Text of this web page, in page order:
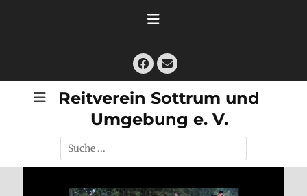
Facebook
E-
Mail
Reitverein Sottrum und
Umgebung e. V.
Suche
nach: